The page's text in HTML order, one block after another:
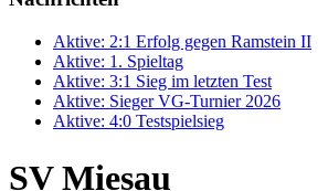
Aktive: 2:1 Erfolg gegen Ramstein II
Aktive: 1. Spieltag
Aktive: 3:1 Sieg im letzten Test
Aktive: Sieger VG-Turnier 2026
Aktive: 4:0 Testspielsieg
SV Miesau